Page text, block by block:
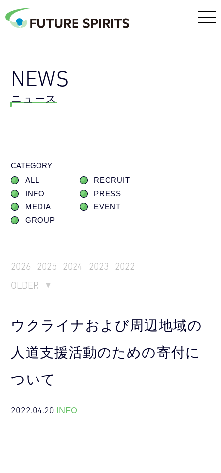
NEWS
ニュース
CATEGORY
ALL
RECRUIT
INFO
PRESS
MEDIA
EVENT
GROUP
2026 2025 2024 2023
2022
OLDER
ウクライナおよび周辺地域の
人道支援活動のための寄付に
ついて
2022.04.20 INFO